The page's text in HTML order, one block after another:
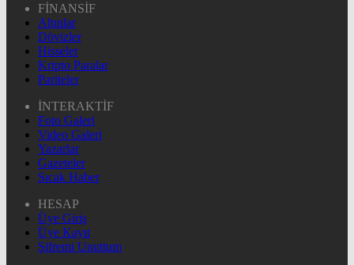
FİNANSİF
Altınlar
Dövizler
Hisseler
Kripto Paralar
Pariteler
İNTERAKTİF
Foto Galeri
Video Galeri
Yazarlar
Gazeteler
Sıcak Haber
HESAP
Üye Giriş
Üye Kayıt
Şifremi Unuttum